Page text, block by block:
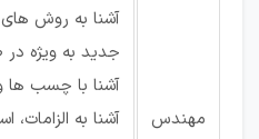
مهندس
آشنا به روش
جدید به ویژه
آشنا با چسب
آشنا به الزامات،